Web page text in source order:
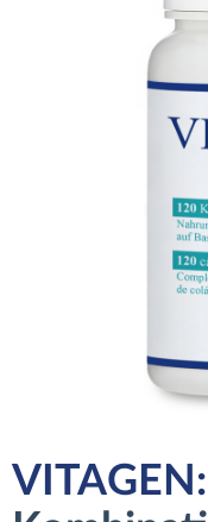
VITAGEN: